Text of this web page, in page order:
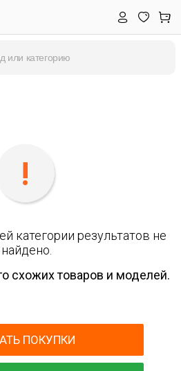
категории результатов не
найдено.
схожих товаров и моделей.
ПОКУПКИ